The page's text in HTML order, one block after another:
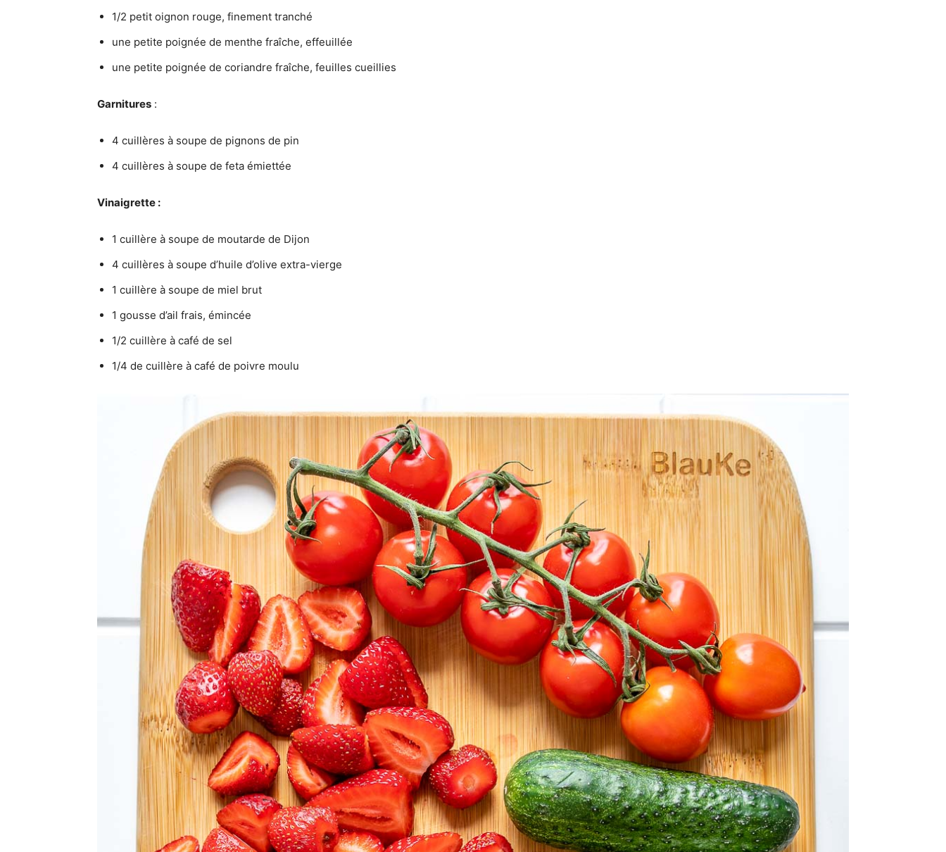
1/2 petit oignon rouge, finement tranché
une petite poignée de menthe fraîche, effeuillée
une petite poignée de coriandre fraîche, feuilles cueillies
Garnitures :
4 cuillères à soupe de pignons de pin
4 cuillères à soupe de feta émiettée
Vinaigrette :
1 cuillère à soupe de moutarde de Dijon
4 cuillères à soupe d’huile d’olive extra-vierge
1 cuillère à soupe de miel brut
1 gousse d’ail frais, émincée
1/2 cuillère à café de sel
1/4 de cuillère à café de poivre moulu